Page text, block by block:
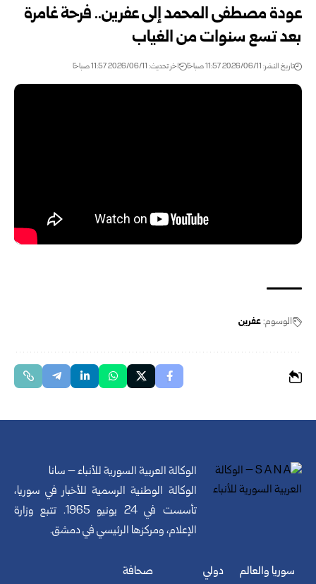
عودة مصطفى المحمد إلى عفرين.. فرحة غامرة
بعد تسع سنوات من الغياب
تاريخ النشر: 2026/06/11 11:57 صباحًا اخر تحديث: 2026/06/11 11:57 صباحًا
الوسوم:عفرين
الوكالة العربية السورية للأنباء – سانا
الوكالة الوطنية الرسمية للأخبار في سوريا،
تأسست في 24 يونيو 1965. تتبع وزارة
الإعلام، ومركزها الرئيسي في دمشق.
سوريا والعالم دولي صحافة